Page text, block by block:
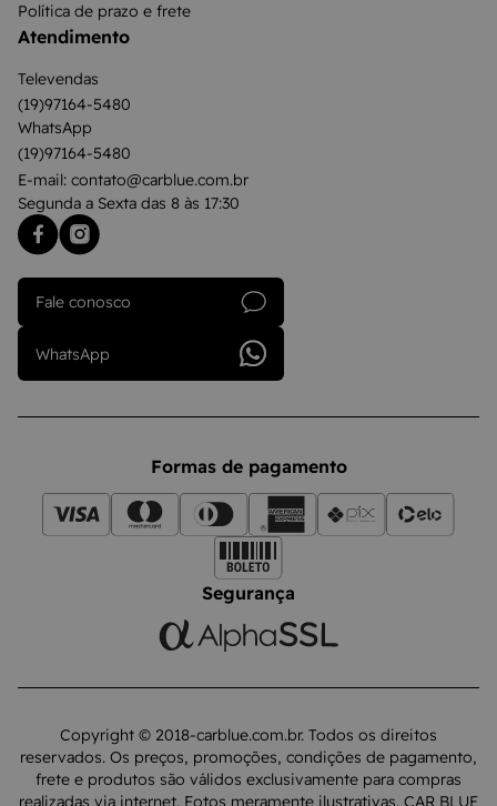
Política de prazo e frete
Atendimento
Televendas
(19)97164-5480
WhatsApp
(19)97164-5480
E-mail: contato@carblue.com.br
Segunda a Sexta das 8 às 17:30
Fale conosco
WhatsApp
Formas de pagamento
Segurança
Copyright © 2018-carblue.com.br. Todos os direitos
reservados. Os preços, promoções, condições de pagamento,
frete e produtos são válidos exclusivamente para compras
realizadas via internet. Fotos meramente ilustrativas. CAR BLUE